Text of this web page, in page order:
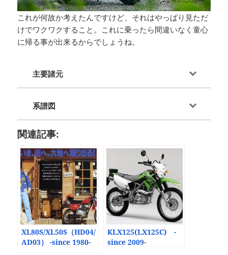
これが何故か考えたんですけど、それはやっぱり見ただ
けでワクワクすること。これに乗ったら間違いなく童心
に帰る事が出来るからでしょうね。
主要諸元
系譜図
関連記事:
XL80S/XL50S（HD04/
AD03） -since 1980-
KLX125(LX125C) -
since 2009-